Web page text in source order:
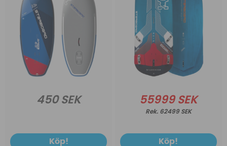
450 SEK
Köp!
55999 SEK
62499 SEK
Köp!